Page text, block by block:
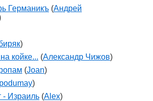
Германикъ (Андрей
)
койке... (Александр Чижов)
(Joan)
)
- Израиль (Alex)